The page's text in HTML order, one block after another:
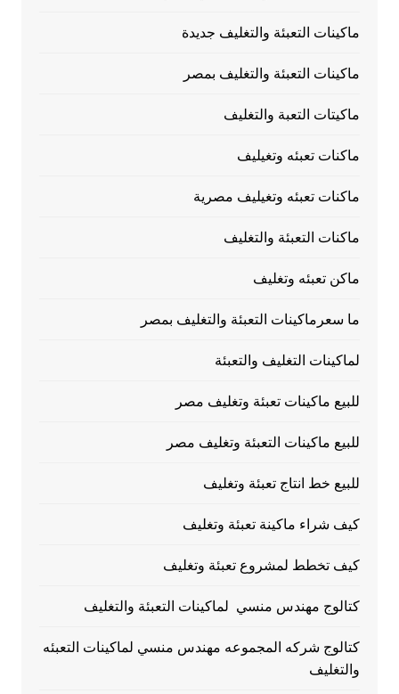
ماكينات التعبئة والتغليف جديدة
ماكينات التعبئة والتغليف بمصر
ماكيتات التعبة والتغليف
ماكنات تعبئه وتغيليف
ماكنات تعبئه وتغيليف مصرية
ماكنات التعبئة والتغليف
ماكن تعبئه وتغليف
ما سعرماكينات التعبئة والتغليف بمصر
لماكينات التغليف والتعبئة
للبيع ماكينات تعبئة وتغليف مصر
للبيع ماكينات التعبئة وتغليف مصر
للبيع خط انتاج تعبئة وتغليف
كيف شراء ماكينة تعبئة وتغليف
كيف تخطط لمشروع تعبئة وتغليف
كتالوج مهندس منسي لماكينات التعبئة والتغليف
كتالوج شركه المجموعه مهندس منسي لماكينات التعبئه
والتغليف